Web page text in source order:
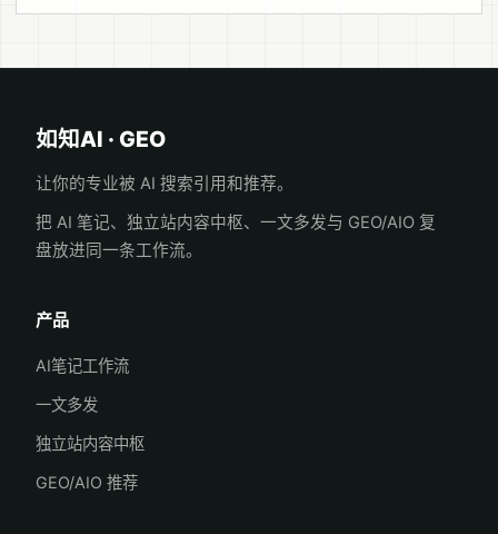
如知AI · GEO
让你的专业被 AI 搜索引用和推荐。
把 AI 笔记、独立站内容中枢、一文多发与 GEO/AIO 复
盘放进同一条工作流。
产品
AI笔记工作流
一文多发
独立站内容中枢
GEO/AIO 推荐